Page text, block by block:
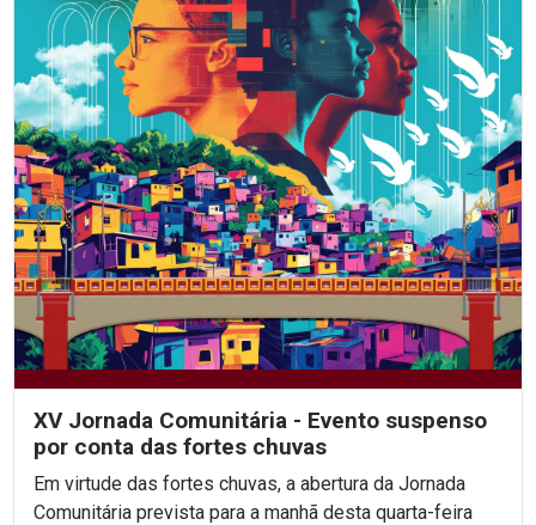
XV Jornada Comunitária - Evento suspenso
por conta das fortes chuvas
Em virtude das fortes chuvas, a abertura da Jornada
Comunitária prevista para a manhã desta quarta-feira